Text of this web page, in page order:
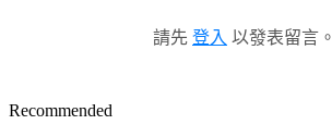
請先 登入 以發表留言。
Recommended